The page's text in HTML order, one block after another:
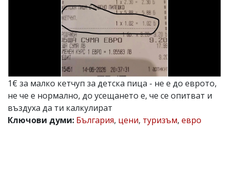
v.vasilev@flagman.bg
еmail:k.kassabova@flagman.bg
Главен
Иван
Колев,
1€ за малко кетчуп за детска пица - не е до еврото,
не че е нормално, до усещането е, че се опитват и
въздуха да ти калкулират
Ключови думи: България, цени, туризъм, евро